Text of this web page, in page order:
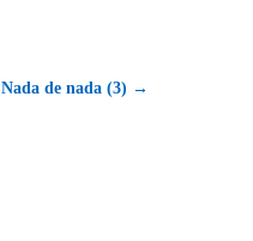
Nada de nada (3) →